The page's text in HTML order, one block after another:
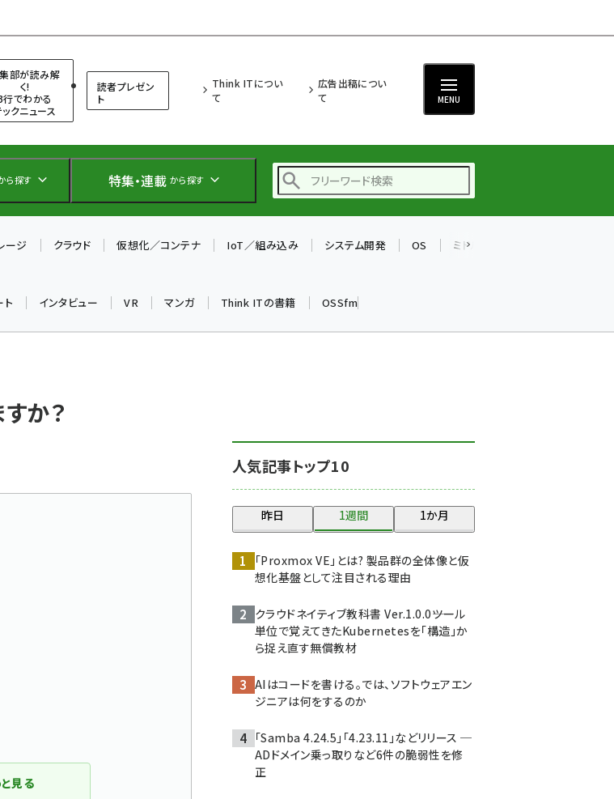
部が読み解
く!
行でわかる
ックニュース
読者プレゼン
ト
Think ITについ
て
広告出稿につい
て
MENU
ら探す 特集・連載 から探す
仲間と築いた勝利の絆～
drupal (1966)
genai (1494)
abc123 (1371)
ージ クラウド 仮想化／コンテナ IoT／組み込み システム開発 OS ミドルウェア
ト インタビュー VR マンガ Think ITの書籍 OSSfm
か？
見る
人気記事トップ10
昨日 1週間 1か月
「Proxmox VE」とは? 製品群の全体像と仮
想化基盤として注目される理由
クラウドネイティブ教科書 Ver.1.0.0――ツール
単位で覚えてきたKubernetesを「構造」か
ら捉え直す無償教材
AIはコードを書ける。では、ソフトウェアエン
ジニアは何をするのか
「Samba 4.24.5」「4.23.11」などリリース ─
ADドメイン乗っ取りなど6件の脆弱性を修
正